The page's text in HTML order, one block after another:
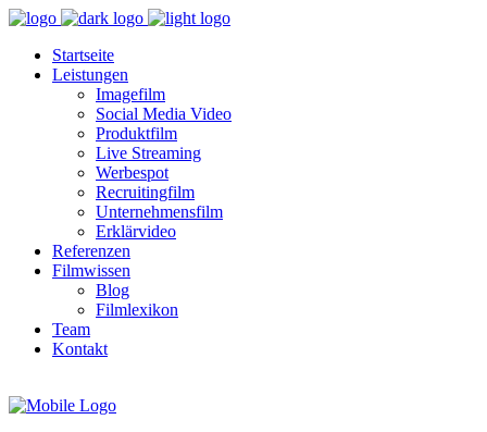
Startseite
Leistungen
Imagefilm
Social Media Video
Produktfilm
Live Streaming
Werbespot
Recruitingfilm
Unternehmensfilm
Erklärvideo
Referenzen
Filmwissen
Blog
Filmlexikon
Team
Kontakt